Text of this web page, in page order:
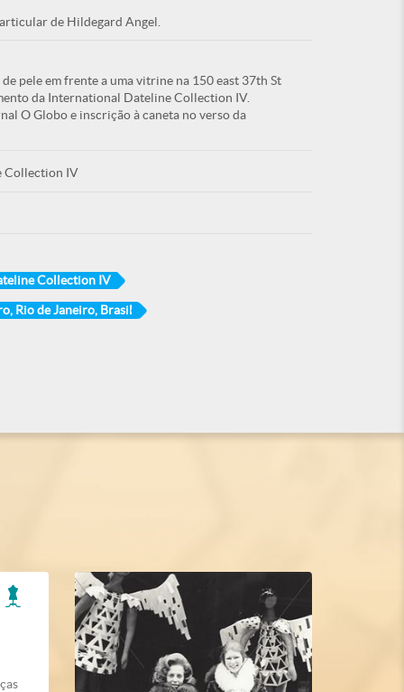
de Hildegard Angel.
pele em frente a uma vitrine na 150 east 37th St
da International Dateline Collection IV.
O Globo e inscrição à caneta no verso da
Collection IV
Collection IV
Rio de Janeiro, Brasil